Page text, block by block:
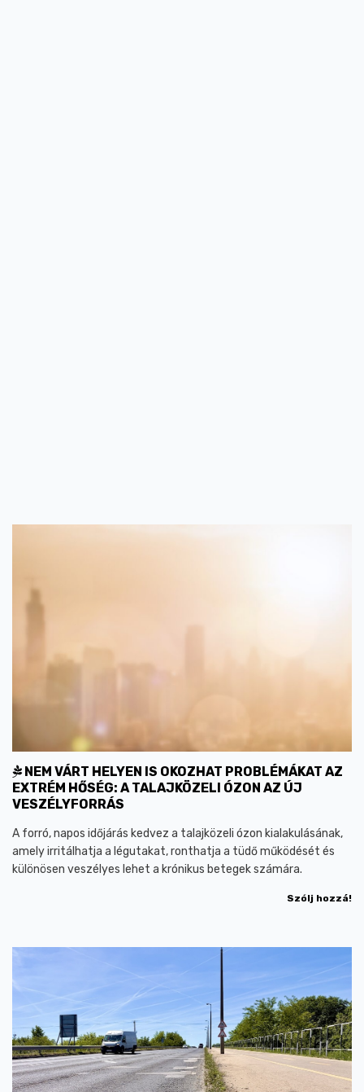
NEM VÁRT HELYEN IS OKOZHAT PROBLÉMÁKAT AZ
EXTRÉM HŐSÉG: A TALAJKÖZELI ÓZON AZ ÚJ
VESZÉLYFORRÁS
A forró, napos időjárás kedvez a talajközeli ózon kialakulásának,
amely irritálhatja a légutakat, ronthatja a tüdő működését és
különösen veszélyes lehet a krónikus betegek számára.
Szólj hozzá!